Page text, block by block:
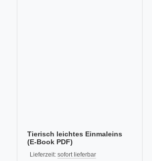
Tierisch leichtes Einmaleins
(E-Book PDF)
Lieferzeit: sofort lieferbar